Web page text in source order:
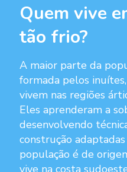
Quem vive
tão frio?
A maior parte da
formada pelos
vivem nas regiões
Eles aprenderam a
desenvolvendo
construção
população é de
vive na costa